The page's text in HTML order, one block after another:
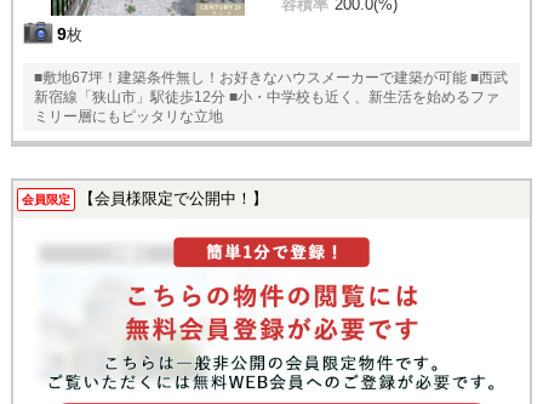
9枚
容積率 200.0(%)
■敷地67坪！建築条件無し！お好きなハウスメーカーで建築が可能 ■西武
新宿線「狭山市」駅徒歩12分 ■小・中学校も近く、新生活を始めるファ
ミリー層にもピッタリな立地
会員限定 【会員様限定で公開中！】